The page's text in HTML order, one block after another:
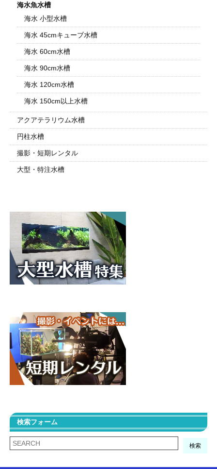
海水魚水槽
海水 小型水槽
海水 45cmキューブ水槽
海水 60cm水槽
海水 90cm水槽
海水 120cm水槽
海水 150cm以上水槽
アクアテラリウム水槽
円柱水槽
撮影・短期レンタル
大型・特注水槽
検索フォーム
検索